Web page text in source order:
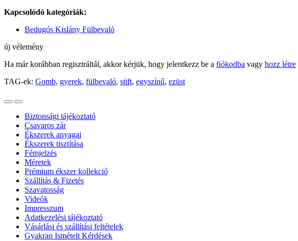
Kapcsolódó kategóriák:
Bedugós Kislány Fülbevaló
új vélemény
Ha már korábban regisztráltál, akkor kérjük, hogy jelentkezz be a fiókodba vagy hozz létre
TAG-ek: Gomb, gyerek, fülbevaló, stift, egyszínű, ezüst
Biztonsági tájékoztató
Csavaros zár
Ékszerek anyagai
Ékszerek tisztítása
Fémjelzés
Méretek
Prémium ékszer kollekció
Szállítás & Fizetés
Szavatosság
Videók
Impresszum
Adatkezelési tájékoztató
Vásárlási és szállítási feltételek
Gyakran Ismételt Kérdések